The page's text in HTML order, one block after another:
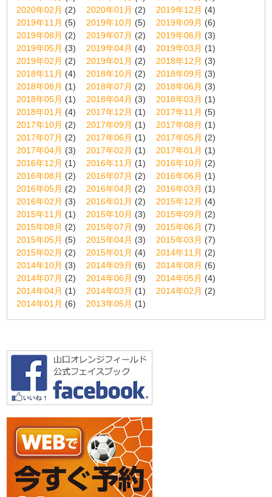
2020年02月 (2) 2020年01月 (2) 2019年12月 (4)
2019年11月 (5) 2019年10月 (5) 2019年09月 (6)
2019年08月 (2) 2019年07月 (2) 2019年06月 (3)
2019年05月 (3) 2019年04月 (4) 2019年03月 (1)
2019年02月 (2) 2019年01月 (2) 2018年12月 (3)
2018年11月 (4) 2018年10月 (2) 2018年09月 (3)
2018年08月 (1) 2018年07月 (2) 2018年06月 (3)
2018年05月 (1) 2018年04月 (3) 2018年03月 (1)
2018年01月 (4) 2017年12月 (1) 2017年11月 (5)
2017年10月 (2) 2017年09月 (1) 2017年08月 (1)
2017年07月 (2) 2017年06月 (1) 2017年05月 (2)
2017年04月 (3) 2017年02月 (1) 2017年01月 (1)
2016年12月 (1) 2016年11月 (1) 2016年10月 (2)
2016年08月 (2) 2016年07月 (2) 2016年06月 (1)
2016年05月 (2) 2016年04月 (2) 2016年03月 (1)
2016年02月 (3) 2016年01月 (2) 2015年12月 (4)
2015年11月 (1) 2015年10月 (3) 2015年09月 (2)
2015年08月 (2) 2015年07月 (9) 2015年06月 (7)
2015年05月 (5) 2015年04月 (3) 2015年03月 (7)
2015年02月 (2) 2015年01月 (4) 2014年11月 (2)
2014年10月 (3) 2014年09月 (6) 2014年08月 (6)
2014年07月 (2) 2014年06月 (9) 2014年05月 (4)
2014年04月 (1) 2014年03月 (1) 2014年02月 (2)
2014年01月 (6) 2013年05月 (1)